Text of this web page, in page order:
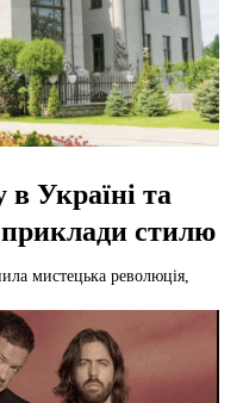
в Україні та
приклади стилю
мистецька революція,